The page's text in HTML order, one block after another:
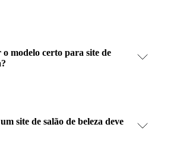
o modelo certo para site de
site de salão de beleza deve